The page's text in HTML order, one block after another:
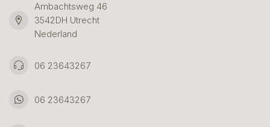
Ambachtsweg 46
3542DH Utrecht
Nederland
06 23643267
06 23643267